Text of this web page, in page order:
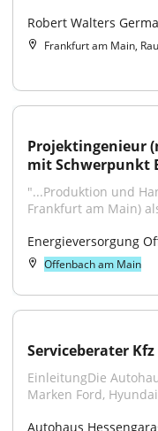
Robert Walters
Frankfurt am Main,
Projektingenieur
mit Schwerpunkt
"...Produktion und
Frankfurt am Main)
Energieversorgung
Offenbach am Main
Serviceberater
EinleitungDie
Marken Ford,
Autohaus